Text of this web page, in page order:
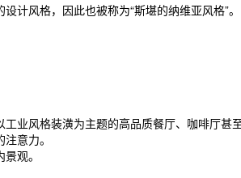
风格，因此也被称为“斯堪的纳维亚风格”。
风格装潢为主题的高品质餐厅、咖啡厅甚
意力。
观。